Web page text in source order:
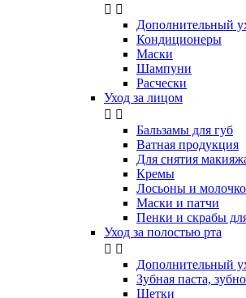
 
Дополнительный
Кондиционеры
Маски
Шампуни
Расчески
Уход за лицом
 
Бальзамы для губ
Ватная продукция
Для снятия
Кремы
Лосьоны и молочко
Маски и патчи
Пенки и скрабы
Уход за полостью рта
 
Дополнительный
Зубная паста,
Щетки